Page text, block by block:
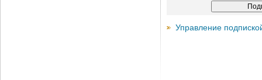
Управление